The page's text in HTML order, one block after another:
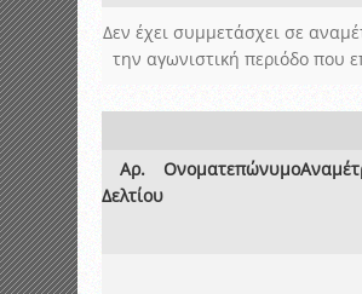
Δεν έχει συμμετάσχει σε
την αγωνιστική περιόδο που
Αρ.
Δελτίου
Ονοματεπώνυμο